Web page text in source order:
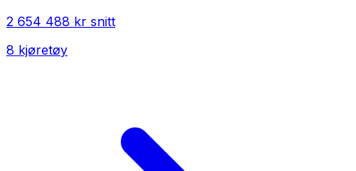
2 654 488 kr snitt
8 kjøretøy